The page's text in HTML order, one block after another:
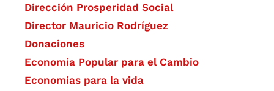
Dirección Prosperidad Social
Director Mauricio Rodríguez
Donaciones
Economía Popular para el Cambio
Economías para la vida